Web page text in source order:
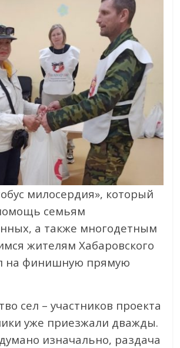
милосердия», который
семьям
а также многодетным
жителям Хабаровского
на финишную прямую
сел – участников проекта
уже приезжали дважды.
изначально, раздача